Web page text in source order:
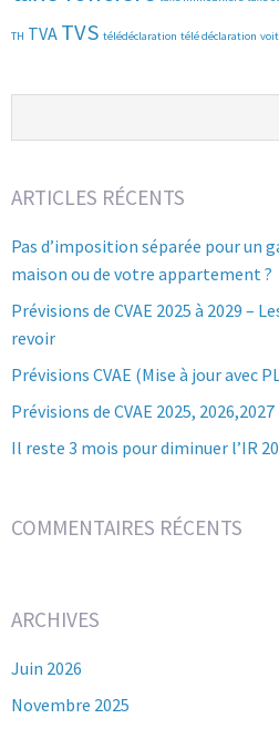
TH TVA TVS télédéclaration télé déclaration
ARTICLES RÉCENTS
Pas d’imposition séparée pour un
maison ou de votre appartement ?
Prévisions de CVAE 2025 à 2029 –
revoir
Prévisions CVAE (Mise à jour avec
Prévisions de CVAE 2025, 2026,2027
Il reste 3 mois pour diminuer l’IR
COMMENTAIRES RÉCENTS
ARCHIVES
Juin 2026
Novembre 2025